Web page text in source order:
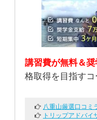
講習費が無料＆
格取得を目指す
八重山厳選口コミ
トリップアドバイ